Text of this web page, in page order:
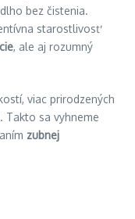
bez čistenia.
starostlivosť
, ale aj rozumný
viac prirodzených
Takto sa vyhneme
zubnej